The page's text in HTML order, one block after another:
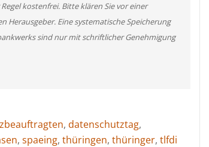
kostenfrei. Bitte klären Sie vor einer
Herausgeber. Eine systematische Speicherung
sind nur mit schriftlicher Genehmigung
, datenschutztag,
, spaeing, thüringen, thüringer, tlfdi